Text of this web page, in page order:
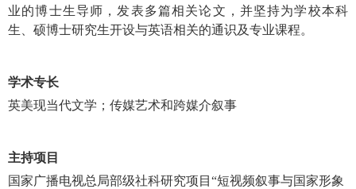
业的博士生导师，发表多篇相关论文，并坚持为学校本科
生、硕博士研究生开设与英语相关的通识及专业课程。
学术专长
英美现当代文学；传媒艺术和跨媒介叙事
主持项目
国家广播电视总局部级社科研究项目“短视频叙事与国家形象